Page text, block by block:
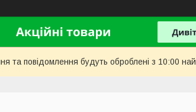
та повідомлення будуть оброблені з 10:00